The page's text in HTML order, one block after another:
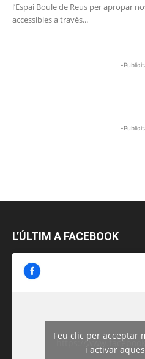
l’Espai Boule de Reus per apropar
accessibles a través...
-
-
L’ÚLTIM A FACEBOOK
https://
Feu clic per acceptar
i activar